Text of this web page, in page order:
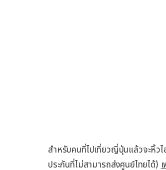
สำหรับคนที่ไปเที่ยวญี่ปุ่นแล้วจะหิ้วไ
ประกันที่ไม่สามารถส่งศูนย์ไทยได้)